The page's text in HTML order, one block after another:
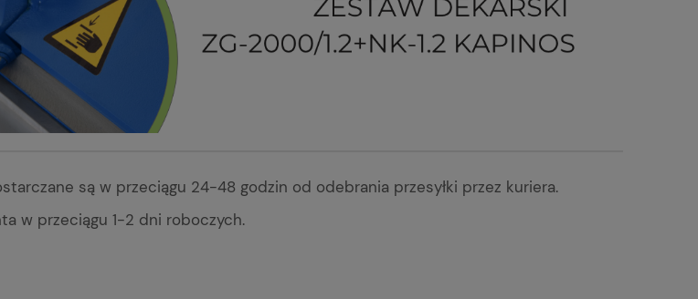
są w przeciągu 24-48 godzin od odebrania przesyłki przez kuriera.
w przeciągu 1-2 dni roboczych.